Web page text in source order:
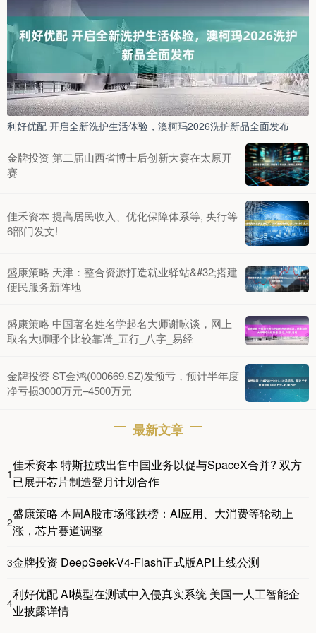
利好优配 开启全新洗护生活体验，澳柯玛2026洗护新品全面发布
金牌投资 第二届山西省博士后创新大赛在太原开
赛
佳禾资本 提高居民收入、优化保障体系等, 央行等
6部门发文!
盛康策略 天津：整合资源打造就业驿站&#32;搭建
便民服务新阵地
盛康策略 中国著名姓名学起名大师谢咏谈，网上
取名大师哪个比较靠谱_五行_八字_易经
金牌投资 ST金鸿(000669.SZ)发预亏，预计半年度
净亏损3000万元–4500万元
最新文章
1
佳禾资本 特斯拉或出售中国业务以促与SpaceX合并? 双方
已展开芯片制造登月计划合作
2
盛康策略 本周A股市场涨跌榜：AI应用、大消费等轮动上
涨，芯片赛道调整
3金牌投资 DeepSeek-V4-Flash正式版API上线公测
4
利好优配 AI模型在测试中入侵真实系统 美国一人工智能企
业披露详情